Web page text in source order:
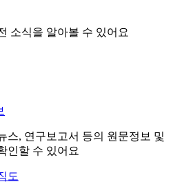
소식을 알아볼 수 있어요
스, 연구보고서 등의 원문정보 및
인할 수 있어요
도